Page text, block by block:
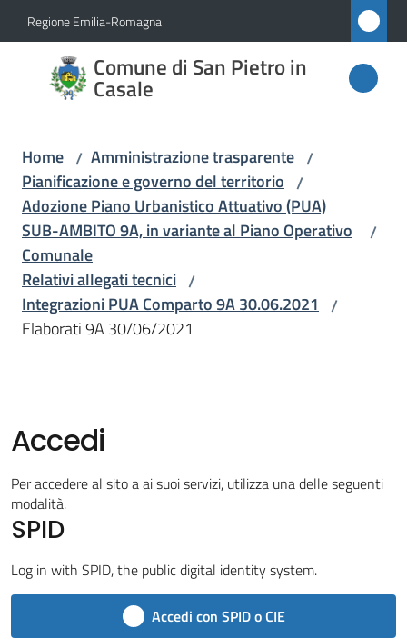
Vai al contenuto
Vai alla navigazione
Vai al footer
Regione Emilia-Romagna
Comune di San Pietro in
Casale
Comune
di San
Casale
Amministrazione
Menu selezionato
Novità
il
Comune
Amministrazione
Trasparente
Menu selezionato
Home / Amministrazione trasparente /
Pianificazione e governo del territorio /
Adozione Piano Urbanistico Attuativo (PUA)
SUB-AMBITO 9A, in variante al Piano Operativo
Comunale
/
Relativi allegati tecnici /
Integrazioni PUA Comparto 9A 30.06.2021 /
Elaborati 9A 30/06/2021
Accedi
Per accedere al sito a ai suoi servizi, utilizza una delle seguenti
modalità.
SPID
Log in with SPID, the public digital identity system.
Accedi con SPID o CIE